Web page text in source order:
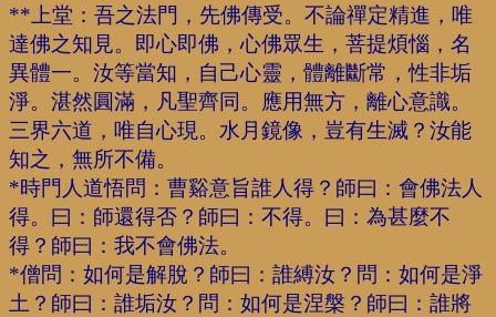
**上堂：吾之法門，先佛傳受。不論禪定精進，唯
達佛之知見。即心即佛，心佛眾生，菩提煩惱，名
異體一。汝等當知，自己心靈，體離斷常，性非垢
淨。湛然圓滿，凡聖齊同。應用無方，離心意識。
三界六道，唯自心現。水月鏡像，豈有生滅？汝能
知之，無所不備。
*時門人道悟問：曹谿意旨誰人得？師曰：會佛法人
得。曰：師還得否？師曰：不得。曰：為甚麼不
得？師曰：我不會佛法。
*僧問：如何是解脫？師曰：誰縛汝？問：如何是淨
土？師曰：誰垢汝？問：如何是涅槃？師曰：誰將